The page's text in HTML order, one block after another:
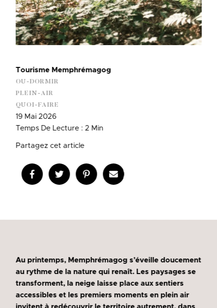
Tourisme Memphrémagog
OU-DORMIR
PLEIN-AIR
QUOI-FAIRE
19 Mai 2026
Temps De Lecture : 2 Min
Partagez cet article
Au printemps, Memphrémagog s’éveille doucement
au rythme de la nature qui renaît. Les paysages se
transforment, la neige laisse place aux sentiers
accessibles et les premiers moments en plein air